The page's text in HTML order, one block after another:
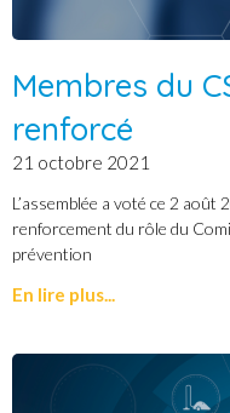
Membres du
renforcé
21 octobre 2021
L’assemblée a voté ce 2
renforcement du rôle du
prévention
En lire plus...